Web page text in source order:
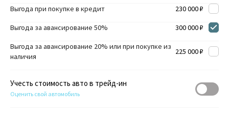
Выгода при покупке в кредит 230 000 ₽
Выгода за авансирование 50% 300 000 ₽
Выгода за авансирование 20% или при покупке из
наличия
225 000 ₽
Учесть стоимость авто в трейд-ин
Оценить свой автомобиль